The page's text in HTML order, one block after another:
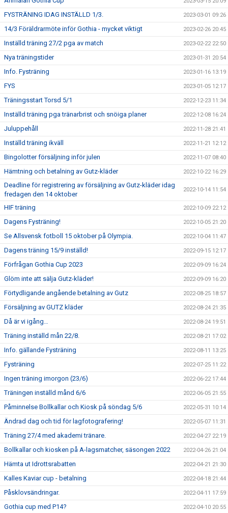
FYSTRÄNING IDAG INSTÄLLD 1/3. 2023-03-01 09:26
14/3 Föräldrarmöte inför Gothia - mycket viktigt 2023-02-26 20:45
Inställd träning 27/2 pga av match 2023-02-22 22:50
Nya träningstider 2023-01-31 20:54
Info. Fysträning 2023-01-16 13:19
FYS 2023-01-05 12:17
Träningsstart Torsd 5/1 2022-12-23 11:34
Inställd träning pga tränarbrist och snöiga planer 2022-12-08 16:24
Juluppehåll 2022-11-28 21:41
Inställd träning ikväll 2022-11-21 12:12
Bingolotter försäljning inför julen 2022-11-07 08:40
Hämtning och betalning av Gutz-kläder 2022-10-22 16:29
Deadline för registrering av försäljning av Gutz-kläder idag
fredagen den 14 oktober
2022-10-14 11:54
HIF träning 2022-10-09 22:12
Dagens Fysträning! 2022-10-05 21:20
Se Allsvensk fotboll 15 oktober på Olympia. 2022-10-04 11:47
Dagens träning 15/9 inställd! 2022-09-15 12:17
Förfrågan Gothia Cup 2023 2022-09-09 16:24
Glöm inte att sälja Gutz-kläder! 2022-09-09 16:20
Förtydligande angående betalning av Gutz 2022-08-25 18:57
Försäljning av GUTZ kläder 2022-08-24 21:35
Då är vi igång… 2022-08-24 19:51
Träning inställd mån 22/8. 2022-08-21 17:02
Info. gällande Fysträning 2022-08-11 13:25
Fysträning 2022-07-25 11:22
Ingen träning imorgon (23/6) 2022-06-22 17:44
Träningen inställd månd 6/6 2022-06-05 21:55
Påminnelse Bollkallar och Kiosk på söndag 5/6 2022-05-31 10:14
Ändrad dag och tid för lagfotografering! 2022-05-07 11:31
Träning 27/4 med akademi tränare. 2022-04-27 22:19
Bollkallar och kiosken på A-lagsmatcher, säsongen 2022 2022-04-26 21:04
Hämta ut Idrottsrabatten 2022-04-21 21:30
Kalles Kaviar cup - betalning 2022-04-18 21:44
Påsklovsändringar. 2022-04-11 17:59
Gothia cup med P14? 2022-04-10 20:55